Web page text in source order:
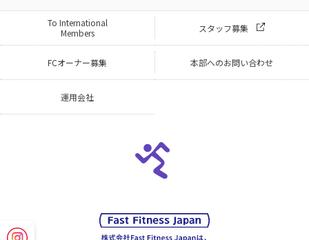
To International
Members
スタッフ募集
FCオーナー募集 本部へのお問い合わせ
運用会社